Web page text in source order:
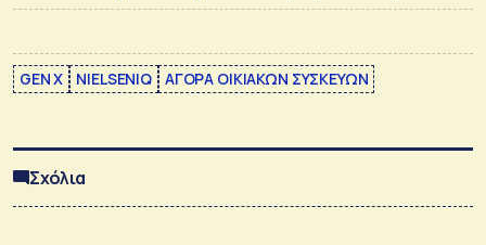
GEN X NIELSENIQ ΑΓΟΡΑ ΟΙΚΙΑΚΩΝ ΣΥΣΚΕΥΩΝ
Σχόλια